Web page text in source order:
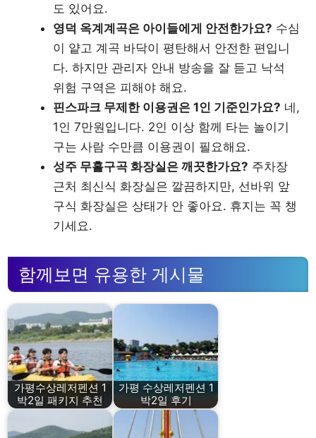
도 있어요.
영덕 옥계계곡은 아이들에게 안전한가요? 수심
이 얕고 계곡 바닥이 평탄해서 안전한 편입니
다. 하지만 관리자 안내 방송을 잘 듣고 낙석
위험 구역은 피해야 해요.
핀스파크 무제한 이용권은 1인 기준인가요? 네,
1인 7만원입니다. 2인 이상 함께 타는 놀이기
구는 사람 수만큼 이용권이 필요해요.
성주 무흘구곡 화장실은 깨끗한가요? 주차장
근처 최신식 화장실은 깔끔하지만, 선바위 앞
구식 화장실은 상태가 안 좋아요. 휴지는 꼭 챙
기세요.
함께보면 유용한 게시물
가평수상레저펜션 1
박2일 패키지 추천
가평 수상레저펜션 1
박2일 후기